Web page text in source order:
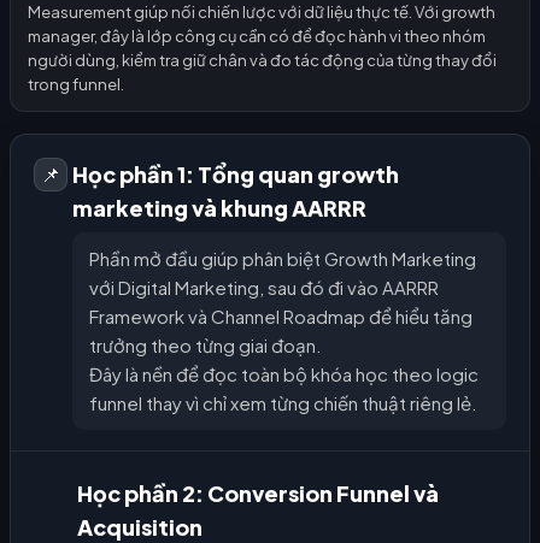
Measurement giúp nối chiến lược với dữ liệu thực tế. Với growth
manager, đây là lớp công cụ cần có để đọc hành vi theo nhóm
người dùng, kiểm tra giữ chân và đo tác động của từng thay đổi
trong funnel.
📌
Học phần 1: Tổng quan growth
marketing và khung AARRR
Phần mở đầu giúp phân biệt Growth Marketing
với Digital Marketing, sau đó đi vào AARRR
Framework và Channel Roadmap để hiểu tăng
trưởng theo từng giai đoạn.
Đây là nền để đọc toàn bộ khóa học theo logic
funnel thay vì chỉ xem từng chiến thuật riêng lẻ.
Học phần 2: Conversion Funnel và
Acquisition